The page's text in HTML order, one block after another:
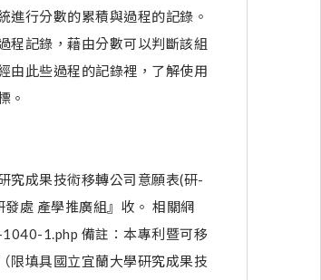
進行分數的累積與過程的記錄。
程記錄，藉由分數可以判斷該組
由此些過程的記錄裡，了解使用
。
究成果技術移轉公司意願表(研-
處 產學推廣組』收。 相關網
1.php 備註：本專利暨可移
限填具國立宜蘭大學研究成果技